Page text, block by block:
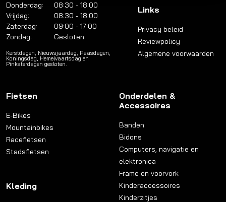
Donderdag:
08:30 - 18:00
Vrijdag:
08:30 - 18:00
Zaterdag:
09:00 - 17:00
Zondag:
Gesloten
Kerstdagen, Nieuwsjaardag, Paasdagen,
Koningsdag, Hemelvaartsdag en
Pinksterdagen gesloten.
Links
Privacy beleid
Reviewpolicy
Algemene voorwaarden
Fietsen
E-Bikes
Mountainbikes
Racefietsen
Stadsfietsen
Kleding
Onderdelen &
Accessoires
Banden
Bidons
Computers, navigatie en
elektronica
Frame en voorvork
Kinderaccessoires
Kinderzitjes